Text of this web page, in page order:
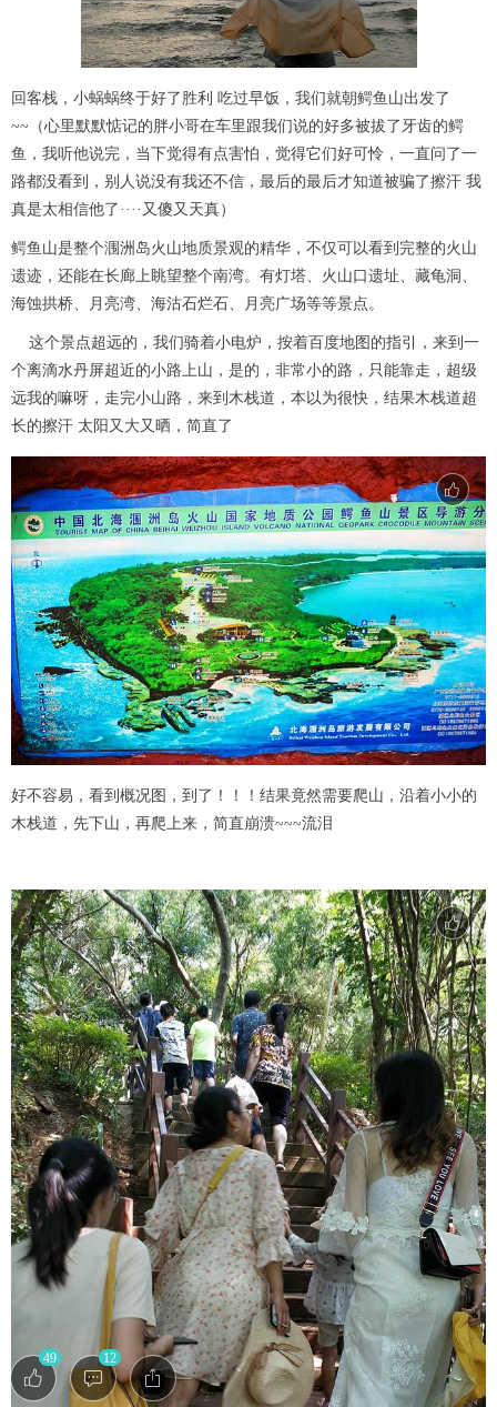
回客栈，小蜗蜗终于好了胜利 吃过早饭，我们就朝鳄鱼山出发了
~~（心里默默惦记的胖小哥在车里跟我们说的好多被拔了牙齿的鳄
鱼，我听他说完，当下觉得有点害怕，觉得它们好可怜，一直问了一
路都没看到，别人说没有我还不信，最后的最后才知道被骗了擦汗 我
真是太相信他了····又傻又天真）
鳄鱼山是整个涠洲岛火山地质景观的精华，不仅可以看到完整的火山
遗迹，还能在长廊上眺望整个南湾。有灯塔、火山口遗址、藏龟洞、
海蚀拱桥、月亮湾、海沽石烂石、月亮广场等等景点。
这个景点超远的，我们骑着小电炉，按着百度地图的指引，来到一
个离滴水丹屏超近的小路上山，是的，非常小的路，只能靠走，超级
远我的嘛呀，走完小山路，来到木栈道，本以为很快，结果木栈道超
长的擦汗 太阳又大又晒，简直了
好不容易，看到概况图，到了！！！结果竟然需要爬山，沿着小小的
木栈道，先下山，再爬上来，简直崩溃~~~流泪
49 12